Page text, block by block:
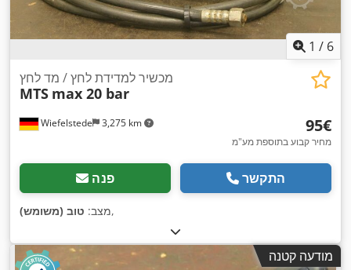
1 / 6
Wiefelstede 3,275 km
מכשיר למדידת לחץ / מד לחץ
MTS max 20 bar
‏95 ‏€
מחיר קבוע בתוספת מע"מ
פנה התקשר
מצב: טוב (משומש) ,
מודעה קטנה